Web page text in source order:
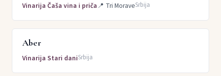
Vinarija Čaša vina i priča📍 Tri MoraveSrbija
Aber
Vinarija Stari daniSrbija